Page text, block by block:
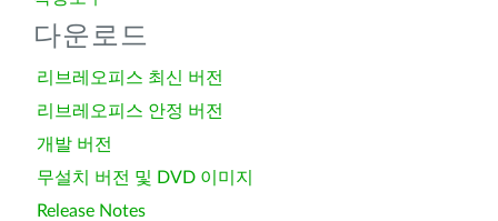
다운로드
리브레오피스 최신 버전
리브레오피스 안정 버전
개발 버전
무설치 버전 및 DVD 이미지
Release Notes